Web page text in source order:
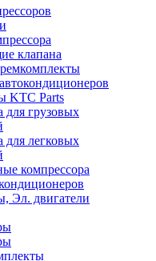
клапана
KTC Parts
для грузовых
для легковых
компрессора
Эл. двигатели